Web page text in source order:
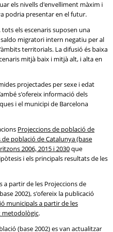
els nivells d'envelliment màxim i
podria presentar en el futur.
tots els escenaris suposen una
migratori intern negatiu per al
territorials. La difusió és baixa
mitjà baix i mitjà alt, i alta en
projectades per sexe i edat
s'ofereix informació dels
i el municipi de Barcelona
Projeccions de població de
de població de Catalunya (base
2006, 2015 i 2030que
i els principals resultats de les
a partir de les Projeccions de
2002), s'ofereix la publicació
municipals a partir de les
metodològic.
(base 2002) es van actualitzar